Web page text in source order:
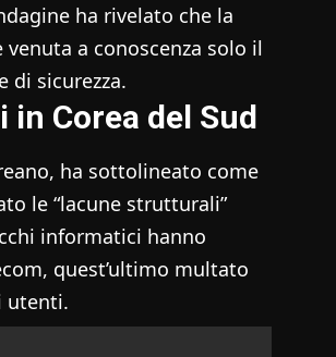
ha rivelato che la
a conoscenza solo il
di sicurezza.
Corea del Sud
ha sottolineato come
le “lacune strutturali”
informatici hanno
quest’ultimo multato
utenti.